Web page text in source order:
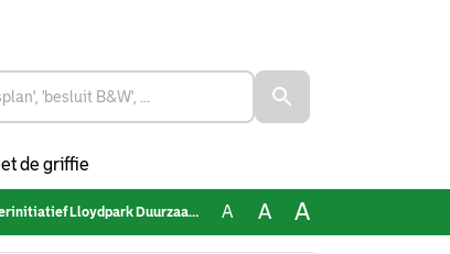
de griffie
Lloydpark Duurzaamheid A A A